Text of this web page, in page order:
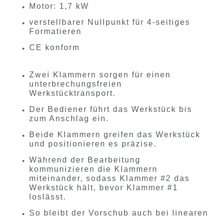
Motor: 1,7 kW
verstellbarer Nullpunkt für 4-seitiges
Formatieren
CE konform
Zwei Klammern sorgen für einen
unterbrechungsfreien
Werkstücktransport.
Der Bediener führt das Werkstück bis
zum Anschlag ein.
Beide Klammern greifen das Werkstück
und positionieren es präzise.
Während der Bearbeitung
kommunizieren die Klammern
miteinander, sodass Klammer #2 das
Werkstück hält, bevor Klammer #1
loslässt.
So bleibt der Vorschub auch bei linearen